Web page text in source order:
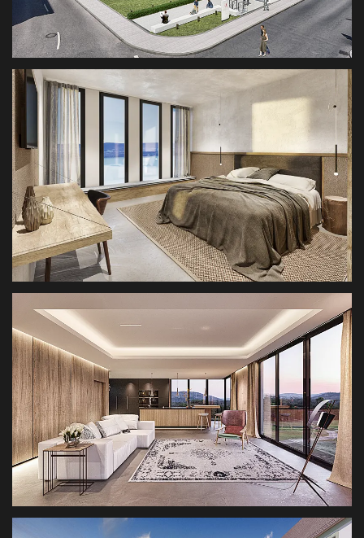
VISUALISIERUNG ABASTO FELDMOCHING
REAL ESTATE RENDERINGS
HOTEL IN SPLIT
ARCHITEKTURVISUALISIERUNG